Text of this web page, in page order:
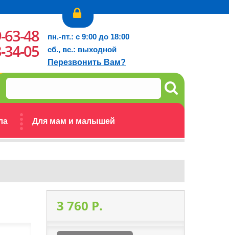
Для мам и малышей
63-48
34-05
пн.-пт.: с 9:00 до 18:00
сб., вс.: выходной
Перезвонить Вам?
3 760 P.